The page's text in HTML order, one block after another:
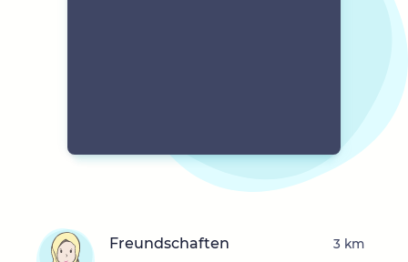
Freundschaften 3 km